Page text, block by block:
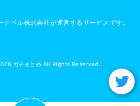
ナベル株式会社が運営するサービスです。
ガチまとめ All Rights Reserved.